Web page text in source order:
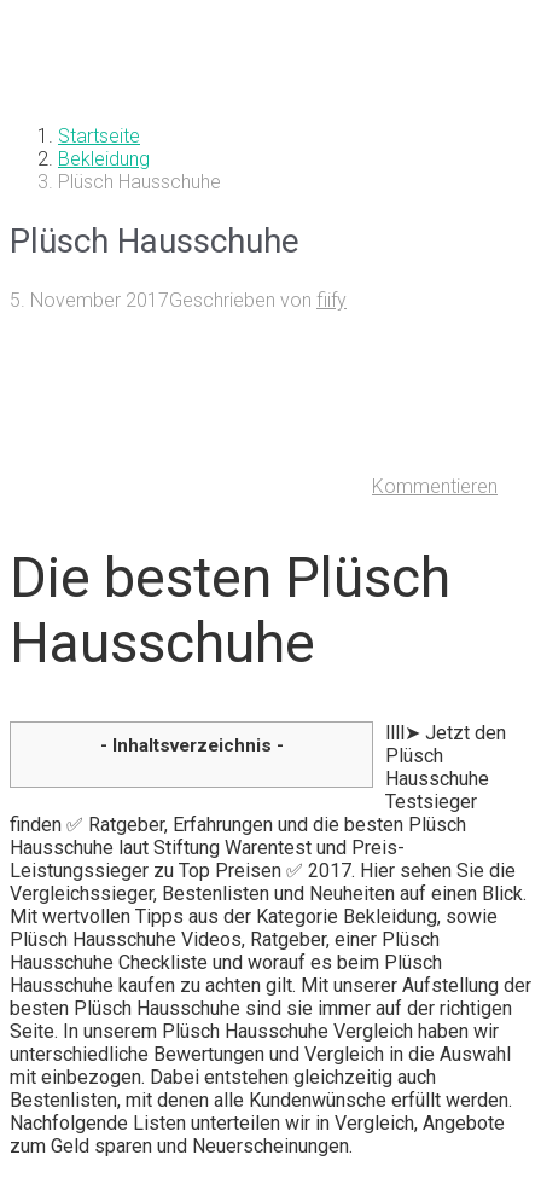
Startseite
Bekleidung
Plüsch Hausschuhe
Plüsch Hausschuhe
5. November 2017Geschrieben von fiify
Kommentieren
Die besten Plüsch
Hausschuhe
- Inhaltsverzeichnis -
llll➤ Jetzt den
Plüsch
Hausschuhe
Testsieger
finden ✅ Ratgeber, Erfahrungen und die besten Plüsch
Hausschuhe laut Stiftung Warentest und Preis-
Leistungssieger zu Top Preisen ✅ 2017. Hier sehen Sie die
Vergleichssieger, Bestenlisten und Neuheiten auf einen Blick.
Mit wertvollen Tipps aus der Kategorie Bekleidung, sowie
Plüsch Hausschuhe Videos, Ratgeber, einer Plüsch
Hausschuhe Checkliste und worauf es beim Plüsch
Hausschuhe kaufen zu achten gilt. Mit unserer Aufstellung der
besten Plüsch Hausschuhe sind sie immer auf der richtigen
Seite. In unserem Plüsch Hausschuhe Vergleich haben wir
unterschiedliche Bewertungen und Vergleich in die Auswahl
mit einbezogen. Dabei entstehen gleichzeitig auch
Bestenlisten, mit denen alle Kundenwünsche erfüllt werden.
Nachfolgende Listen unterteilen wir in Vergleich, Angebote
zum Geld sparen und Neuerscheinungen.